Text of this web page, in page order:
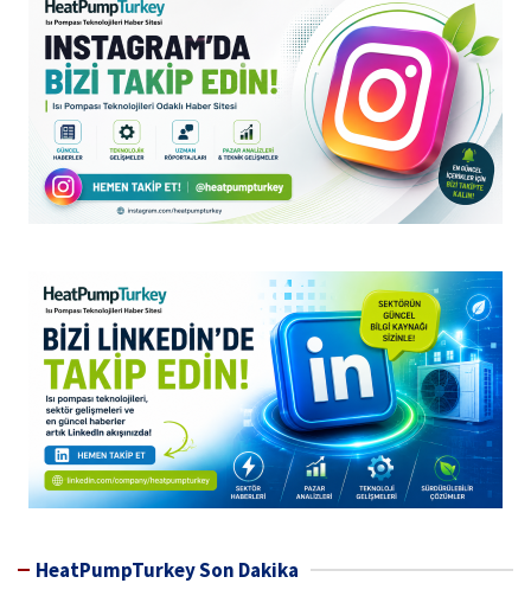
HeatPumpTurkey Son Dakika